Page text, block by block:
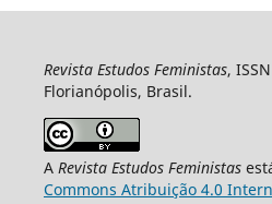
Revista Estudos Feministas,
Florianópolis, Brasil.
A Revista Estudos Feministas
Commons Atribuição 4.0